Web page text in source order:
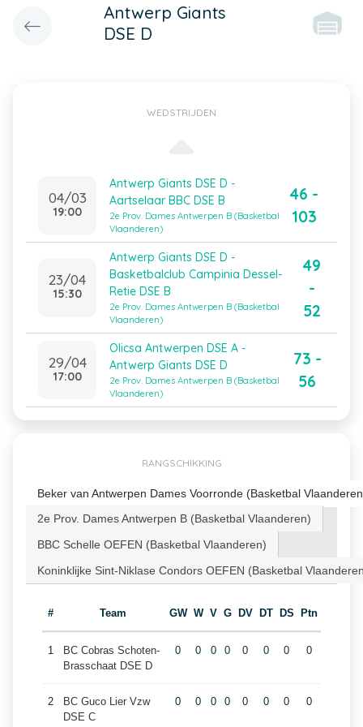
Antwerp Giants
DSE D
WEDSTRIJDEN
04/03
19:00
Antwerp Giants DSE D -
Aartselaar BBC DSE B
2e Prov. Dames Antwerpen B (Basketbal
Vlaanderen)
46 -
103
23/04
15:30
Antwerp Giants DSE D -
Basketbalclub Campinia Dessel-
Retie DSE B
2e Prov. Dames Antwerpen B (Basketbal
Vlaanderen)
49
-
52
29/04
17:00
Olicsa Antwerpen DSE A -
Antwerp Giants DSE D
2e Prov. Dames Antwerpen B (Basketbal
Vlaanderen)
73 -
56
RANGSCHIKKING
Beker van Antwerpen Dames Voorronde (Basketbal
2e Prov. Dames Antwerpen B (Basketbal Vlaanderen)
BBC Schelle OEFEN (Basketbal Vlaanderen)
Koninklijke Sint-Niklase Condors OEFEN (Basketbal
# Team GW W V G DV DT DS Ptn
1
BC Cobras Schoten-
Brasschaat DSE D
0 0 0 0 0 0 0 0
2
BC Guco Lier Vzw
DSE C
0 0 0 0 0 0 0 0